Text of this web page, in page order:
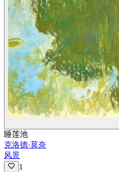
睡莲池
克洛德·莫奈
风景
1